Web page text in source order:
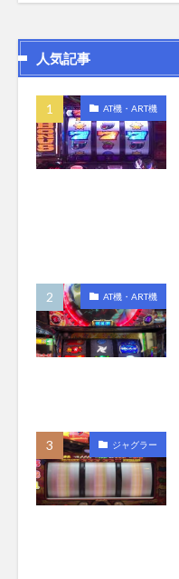
人気記事
AT機・ART機
AT機・ART機
ジャグラー